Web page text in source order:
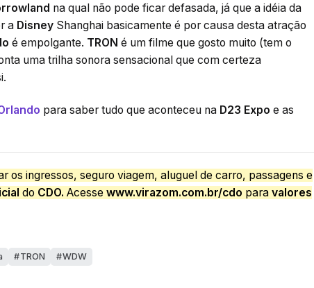
na qual não pode ficar defasada, já que a idéia da
a Disney Shanghai basicamente é por causa desta atração
é empolgante. TRON é um filme que gosto muito (tem o
uma trilha sonora sensacional que com certeza
para saber tudo que aconteceu na D23 Expo e as
os ingressos, seguro viagem, aluguel de carro, passagens e
do CDO. Acesse www.virazom.com.br/cdo para valores
TRON WDW